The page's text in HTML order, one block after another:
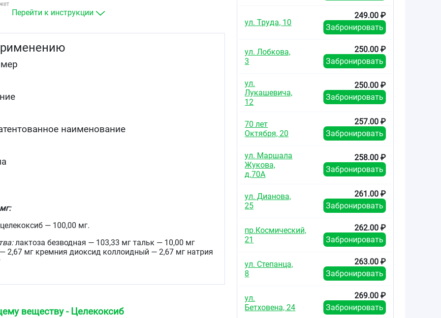
Лечение первичной дисменореи.
использования, на прогрессирование заболевания не
Перейти к инструкции
наименование
— 100,00 мг.
лактоза безводная — 103,33 мг тальк — 10,00 мг
2,67 мг кремния диоксид коллоидный — 2,67 мг натрия
— 0,624 % краситель солнечный закат жёлтый —
— 0,200 % натрия лаурилсульфат — 0,100 % желатин
веществу - Целекоксиб
ул. Труда, 10
249.00 ₽
Забронировать
ул. Лобкова,
3
250.00 ₽
Забронировать
ул.
Лукашевича,
12
250.00 ₽
Забронировать
70 лет
Октября, 20
257.00 ₽
Забронировать
ул. Маршала
Жукова,
д.70А
258.00 ₽
Забронировать
ул. Дианова,
25
261.00 ₽
Забронировать
пр.Космический,
21
262.00 ₽
Забронировать
ул. Степанца,
8
263.00 ₽
Забронировать
ул.
Бетховена, 24
269.00 ₽
Забронировать